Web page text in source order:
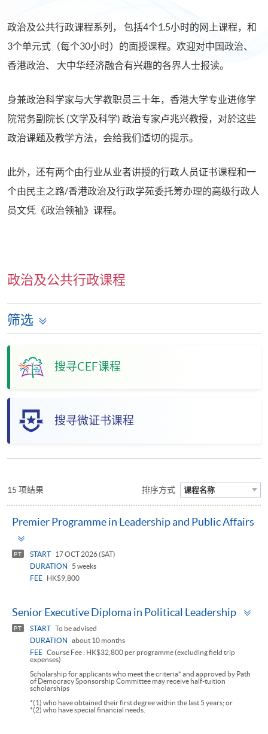
政治及公共行政课程系列， 包括4个1.5小时的网上课程，和
3个单元式（每个30小时）的面授课程。欢迎对中国政治、
香港政治、 大中华经济融合有兴趣的各界人士报读。
身兼政治科学家与大学教职员三十年，香港大学专业进修学
院常务副院长 (文学及科学) 政治专家卢兆兴教授，对於这些
政治课题及教学方法，会给我们适切的提示。
此外，还有两个由行业从业者讲授的行政人员证书课程和一
个由民主之路/香港政治及行政学苑委托筹办理的高级行政人
员文凭《政治领袖》课程。
政治及公共行政课程
筛选
搜寻CEF课程
搜寻微证书课程
15 项结果 排序方式 课程名称
Premier Programme in Leadership and Public Affairs
PT START
17 OCT 2026 (SAT)
DURATION
5 weeks
FEE
HK$9,800
Senior Executive Diploma in Political Leadership
PT START To be advised
DURATION
about 10 months
FEE Course Fee : HK$32,800 per programme (excluding field trip
expenses)
Scholarship for applicants who meet the criteria* and approved by Path
of Democracy Sponsorship Committee may receive half-tuition
scholarships
*(1) who have obtained their first degree within the last 5 years; or
*(2) who have special financial needs.